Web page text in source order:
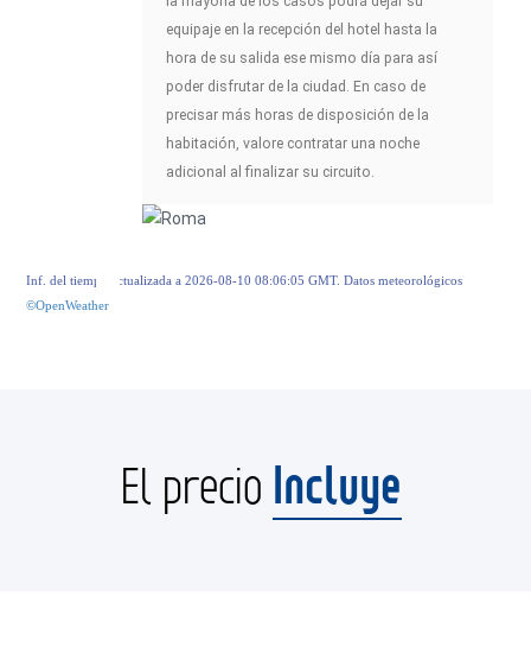
equipaje en la recepción del hotel hasta la
hora de su salida ese mismo día para así
poder disfrutar de la ciudad. En caso de
precisar más horas de disposición de la
habitación, valore contratar una noche
adicional al finalizar su circuito.
Inf. del tiempo actualizada a 2026-08-10 08:06:05 GMT. Datos meteorológicos
©OpenWeather
El precio Incluye